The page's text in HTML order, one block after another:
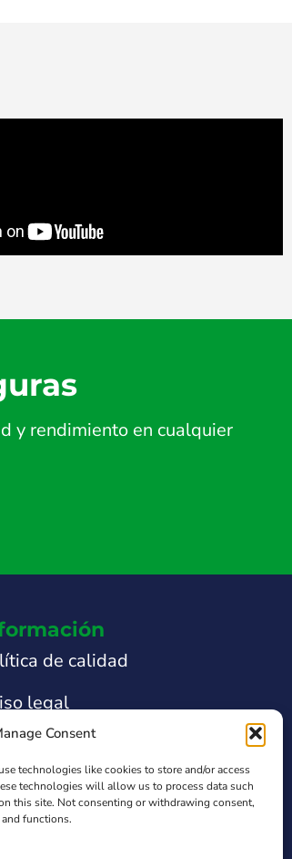
Consent
technologies like cookies to store and/or access
technologies will allow us to process data such
this site. Not consenting or withdrawing consent,
functions.
y rendimiento en cualquier
de calidad
legal
de privacidad
de Cookies
de Transparencia